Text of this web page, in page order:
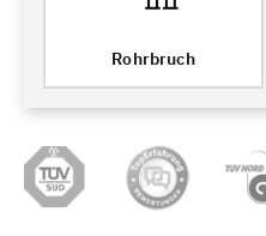
Rohrbruch